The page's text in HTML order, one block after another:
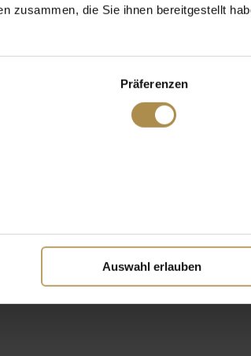
zusammen, die Sie ihnen bereitgestellt
Präferenzen
Auswahl erlauben